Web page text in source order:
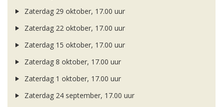
Zaterdag 29 oktober, 17.00 uur
Zaterdag 22 oktober, 17.00 uur
Zaterdag 15 oktober, 17.00 uur
Zaterdag 8 oktober, 17.00 uur
Zaterdag 1 oktober, 17.00 uur
Zaterdag 24 september, 17.00 uur